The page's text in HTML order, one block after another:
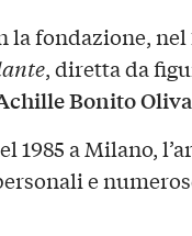
fondazione, nel
, diretta da
Bonito Oliva
1985 a Milano,
e